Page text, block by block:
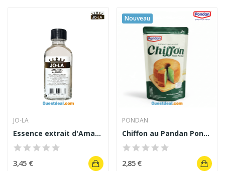
JO-LA
Essence extrait d'Amande Naturel JO-LA 50 ml
3,45 €
Nouveau
PONDAN
Chiffon au Pandan Pondan Préparation pour...
2,85 €